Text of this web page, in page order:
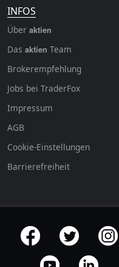
INFOS
Über aktien
Das aktien Team
Brokerempfehlung
Jobs bei TraderFox
Impressum
AGB
Cookie-Einstellungen
Barrierefreiheit
offizielle Social Media-